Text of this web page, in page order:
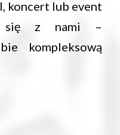
koncert lub event
się z nami –
kompleksową